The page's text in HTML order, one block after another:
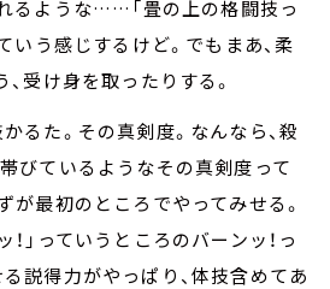
るような……「畳の上の格闘技っ
いう感じするけど。でもまあ、柔
受け身を取ったりする。
るた。その真剣度。なんなら、殺
びているようなその真剣度って
が最初のところでやってみせる。
」っていうところのバーンッ！っ
説得力がやっぱり、体技含めてあ